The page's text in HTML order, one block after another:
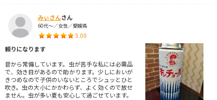
みぃさんさん
60代～／女性／愛媛県
5.00
頼りになります
昔から常備しています。虫が苦手な私には必需品
で、効き目があるので助かります。少しにおいが
きつめなので子供のいないところでシュッとひと
吹き。虫の大小にかかわらず、よく効くので放せ
ません。虫が多い夏も安心して過ごせています。